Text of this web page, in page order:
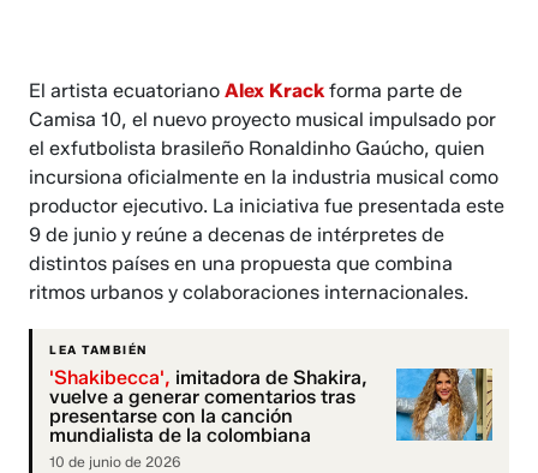
El artista ecuatorianoAlex Krackforma parte de
Camisa 10, el nuevo proyecto musical impulsado por
el exfutbolista brasileño Ronaldinho Gaúcho, quien
incursiona oficialmente en la industria musical como
productor ejecutivo. La iniciativa fue presentada este
9 de junio y reúne a decenas de intérpretes de
distintos países en una propuesta que combina
ritmos urbanos y colaboraciones internacionales.
LEA TAMBIÉN
'Shakibecca', imitadora de Shakira,
vuelve a generar comentarios tras
presentarse con la canción
mundialista de la colombiana
10 de junio de 2026